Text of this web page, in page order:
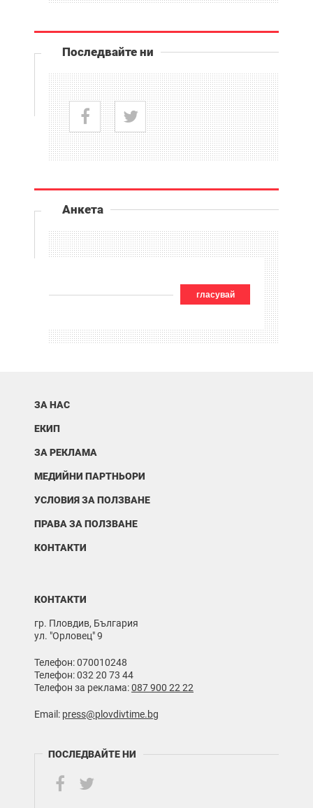
Последвайте ни
Анкета
гласувай
ЗА НАС
ЕКИП
ЗА РЕКЛАМА
МЕДИЙНИ ПАРТНЬОРИ
УСЛОВИЯ ЗА ПОЛЗВАНЕ
ПРАВА ЗА ПОЛЗВАНЕ
КОНТАКТИ
КОНТАКТИ
гр. Пловдив, България
ул. "Орловец" 9
Телефон: 070010248
Телефон: 032 20 73 44
Телефон за реклама:087 900 22 22
Email: press@plovdivtime.bg
ПОСЛЕДВАЙТЕ НИ